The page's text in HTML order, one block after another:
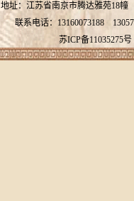
地址：江苏省南京市腾达雅苑
联系电话：13160073188
苏ICP备11035275号